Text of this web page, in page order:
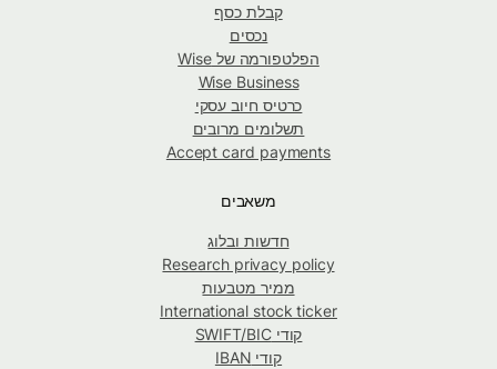
קבלת כסף
נכסים
הפלטפורמה של Wise
Wise Business
כרטיס חיוב עסקי
תשלומים מרובים
Accept card payments
משאבים
חדשות ובלוג
Research privacy policy
ממיר מטבעות
International stock ticker
קודי SWIFT/BIC
קודי IBAN